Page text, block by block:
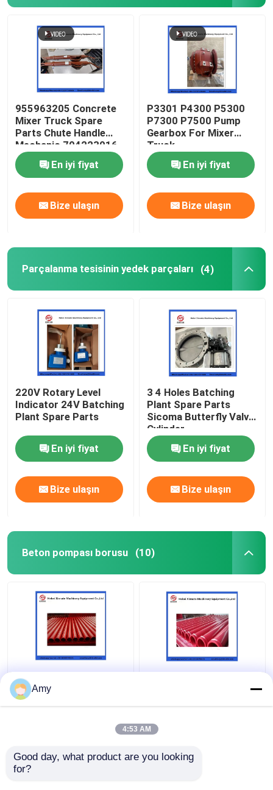
Beton Boom Placer
Rexthod pompası
SANY beton pompası parçaları
Zoomlion Beton Pompası Parçaları
Beton pompası aksesuarları
955963205 Concrete
Mixer Truck Spare
Parts Chute Handle
Mechanic 704223016
En iyi fiyat
Bize ulaşın
P3301 P4300 P5300
P7300 P7500 Pump
Gearbox For Mixer
Truck
En iyi fiyat
Bize ulaşın
Parçalanma tesisinin yedek parçaları (4)
220V Rotary Level
Indicator 24V Batching
Plant Spare Parts
En iyi fiyat
Bize ulaşın
3 4 Holes Batching
Plant Spare Parts
Sicoma Butterfly Valve
Cylinder
Electropneumatic
Actuator Cylinder
En iyi fiyat
Bize ulaşın
Beton pompası borusu (10)
Amy
4:53 AM
Good day, what product are you looking
for?